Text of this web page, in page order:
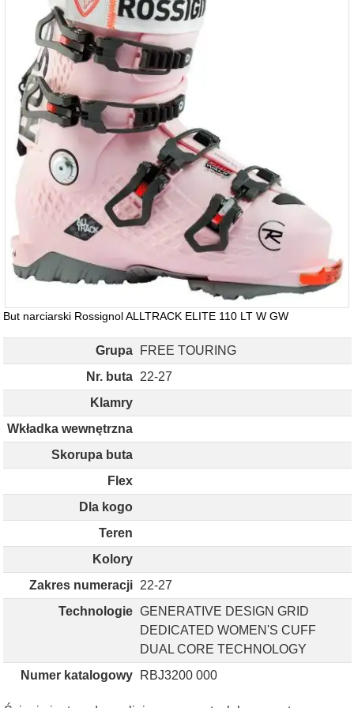
But narciarski Rossignol ALLTRACK ELITE 110 LT W GW
Grupa
FREE TOURING
Nr. buta
22-27
Klamry
Wkładka wewnętrzna
Skorupa buta
Flex
Dla kogo
Teren
Kolory
Zakres numeracji
22-27
Technologie GENERATIVE DESIGN GRID
DEDICATED WOMEN'S CUFF
DUAL CORE TECHNOLOGY
Numer katalogowy
RBJ3200 000